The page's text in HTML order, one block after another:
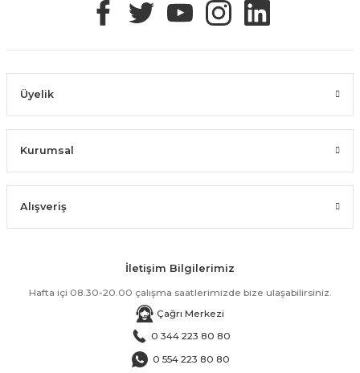
Üyelik
Kurumsal
Alışveriş
İletişim Bilgilerimiz
Hafta içi 08.30-20.00 çalışma saatlerimizde bize ulaşabilirsiniz.
Çağrı Merkezi
0 344 223 80 80
0 554 223 80 80